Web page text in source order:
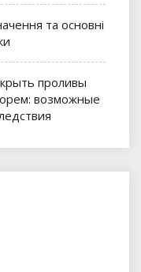
та основні
проливы
возможные